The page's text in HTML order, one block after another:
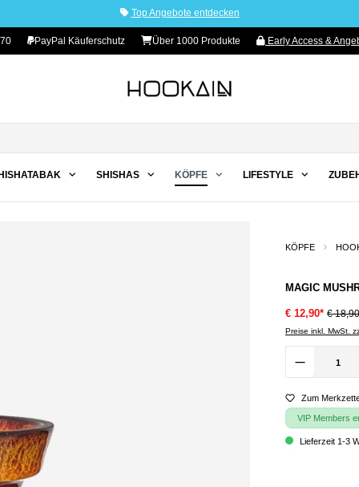
Top Angebote entdecken
PayPal Käuferschutz Über 1000 Produkte Early Access &
SHISHAS KÖPFE LIFESTYLE
KÖPFE
MAGIC
€ 12,90* €
Preise inkl. MwSt.
Zum
VIP Members
Lieferzeit 1-3